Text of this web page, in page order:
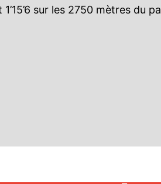
sur les 2750 mètres du